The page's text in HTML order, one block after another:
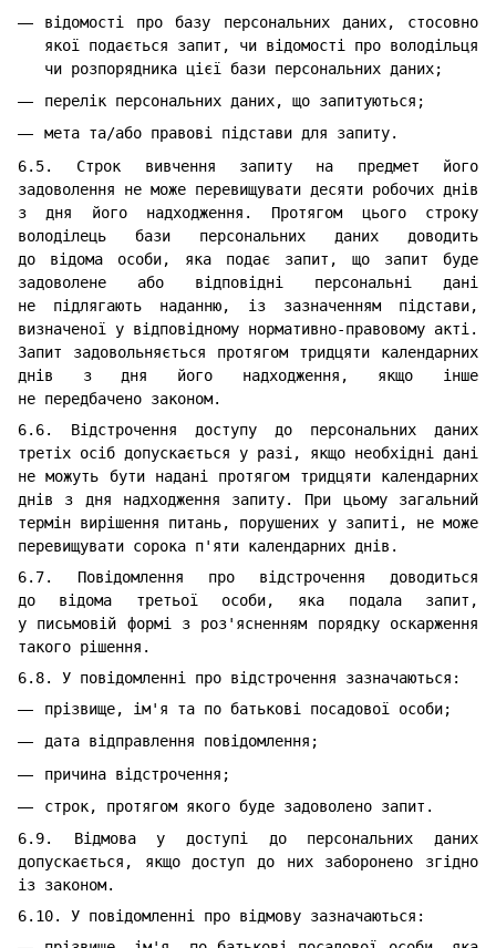
відомості про базу персональних даних, стосовно
якої подається запит, чи відомості про володільця
чи розпорядника цієї бази персональних даних;
перелік персональних даних, що запитуються;
мета та/або правові підстави для запиту.
6.5. Строк вивчення запиту на предмет його
задоволення не може перевищувати десяти робочих днів
з дня його надходження. Протягом цього строку
володілець бази персональних даних доводить
до відома особи, яка подає запит, що запит буде
задоволене або відповідні персональні дані
не підлягають наданню, із зазначенням підстави,
визначеної у відповідному нормативно-правовому акті.
Запит задовольняється протягом тридцяти календарних
днів з дня його надходження, якщо інше
не передбачено законом.
6.6. Відстрочення доступу до персональних даних
третіх осіб допускається у разі, якщо необхідні дані
не можуть бути надані протягом тридцяти календарних
днів з дня надходження запиту. При цьому загальний
термін вирішення питань, порушених у запиті, не може
перевищувати сорока п'яти календарних днів.
6.7. Повідомлення про відстрочення доводиться
до відома третьої особи, яка подала запит,
у письмовій формі з роз'ясненням порядку оскарження
такого рішення.
6.8. У повідомленні про відстрочення зазначаються:
прізвище, ім'я та по батькові посадової особи;
дата відправлення повідомлення;
причина відстрочення;
строк, протягом якого буде задоволено запит.
6.9. Відмова у доступі до персональних даних
допускається, якщо доступ до них заборонено згідно
із законом.
6.10. У повідомленні про відмову зазначаються: